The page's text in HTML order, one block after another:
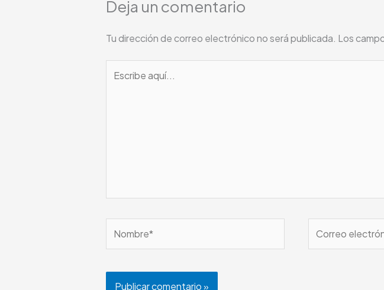
Deja un comentario
Tu dirección de correo electrónico no será publicada. Los
aquí...
electrónico*